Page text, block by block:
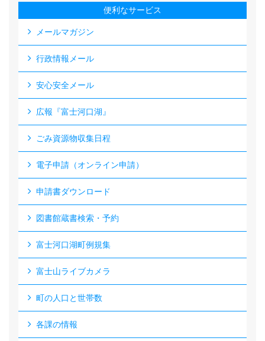
便利なサービス
メールマガジン
行政情報メール
安心安全メール
広報『富士河口湖』
ごみ資源物収集日程
電子申請（オンライン申請）
申請書ダウンロード
図書館蔵書検索・予約
富士河口湖町例規集
富士山ライブカメラ
町の人口と世帯数
各課の情報